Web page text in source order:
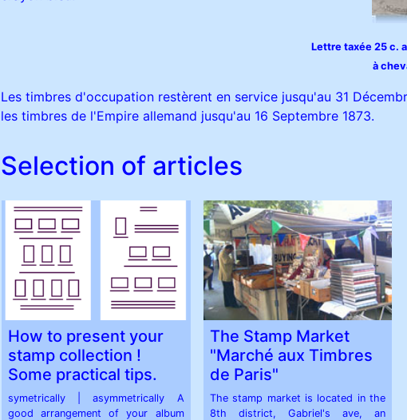
Lettre taxée 25 c.
à
Les timbres d'occupation restèrent en service jusqu'au 31
les timbres de l'Empire allemand jusqu'au 16 Septembre 1873.
Selection of articles
How to present your
stamp collection !
Some practical tips.
symetrically | asymmetrically A
good arrangement of your album
The Stamp Market
"Marché aux Timbres
de Paris"
The stamp market is located in the
8th district, Gabriel's ave, an